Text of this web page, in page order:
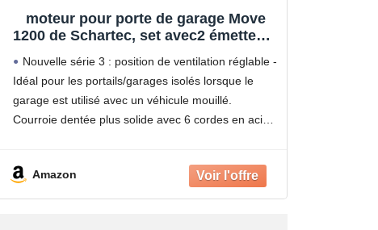
moteur pour porte de garage Move
1200 de Schartec, set avec2 émetteurs
Moteur de portail de garage - moteur
de porte de garage
Nouvelle série 3 : position de ventilation réglable -
Idéal pour les portails/garages isolés lorsque le
garage est utilisé avec un véhicule mouillé.
Courroie dentée plus solide avec 6 cordes en acier.
Amazon